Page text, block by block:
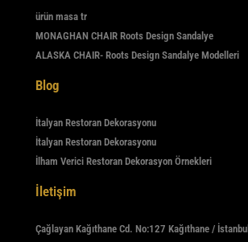
ürün masa tr
MONAGHAN CHAIR Roots Design Sandalye
ALASKA CHAIR- Roots Design Sandalye Modelleri
Blog
İtalyan Restoran Dekorasyonu
İtalyan Restoran Dekorasyonu
İlham Verici Restoran Dekorasyon Örnekleri
İletişim
Çağlayan Kağıthane Cd. No:127 Kağıthane / İstanbul